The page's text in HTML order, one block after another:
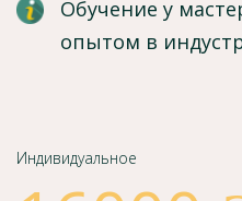
Обучение у
опытом в
Индивидуальное